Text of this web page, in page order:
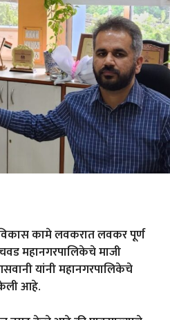
कामे लवकरात लवकर पूर्ण
महानगरपालिकेचे माजी
यांनी महानगरपालिकेचे
आहे.